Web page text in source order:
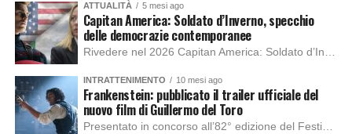
ATTUALITÀ 5 mesi ago
Capitan America: Soldato d’Inverno, specchio
delle democrazie contemporanee
Rivedere nel 2026 Capitan America: Soldato d’Inverno, fa notare elementi delle democrazie moderne attuali che presentano un impatto diretto con il pubblico e il richiamo della forza di volontà e il pensiero critico del singolo. Captain America: Soldato d’Inverno (Captain America: The Winter Soldier nella versione originale) è il secondo film del supereroe della Marvel […]
INTRATTENIMENTO 10 mesi ago
Frankenstein: pubblicato il trailer ufficiale del
nuovo film di Guillermo del Toro
Presentato in concorso all’82° edizione del Festival del Cinema di Venezia, con l’impeccabile interpretazione di Oscar Isaac, Jacob Elordi, Mia Goth e Christoph Waltz, è stato pubblicato il trailer finale della nuova trasposizione cinematografica di Frankenstein firmata dal regista Guillermo del Toro. Sarà disponibile in anteprima nei cinema selezionati dal 22 ottobre e sulla piattaforma […]